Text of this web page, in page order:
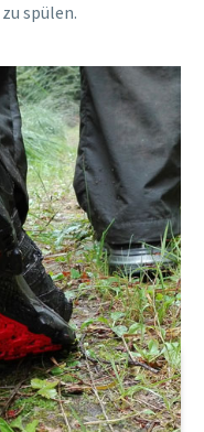
spülen.